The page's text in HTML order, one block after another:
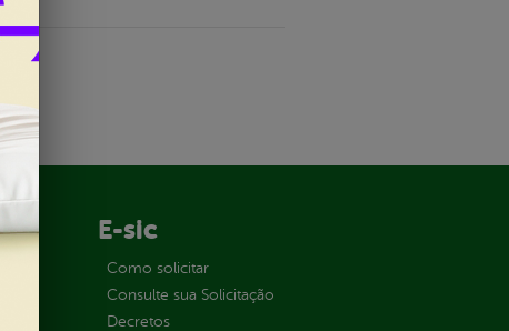
E-sic
Como solicitar
Consulte sua Solicitação
Decretos